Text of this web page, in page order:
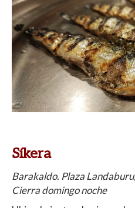
Síkera
Barakaldo. Plaza
Cierra domingo noche